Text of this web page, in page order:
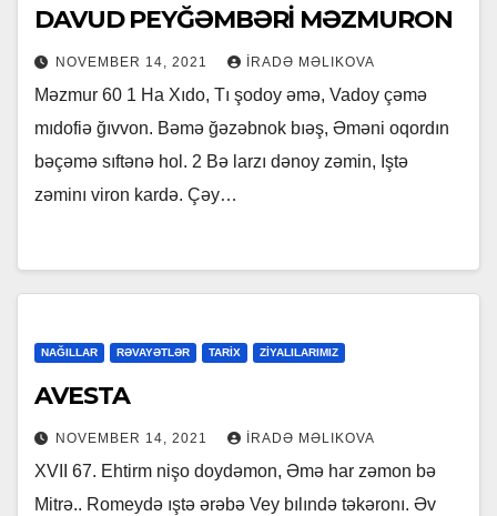
DAVUD PEYĞƏMBƏRİ MƏZMURON
NOVEMBER 14, 2021 İRADƏ MƏLIKOVA
Məzmur 60 1 Ha Xıdo, Tı şodoy əmə, Vadoy çəmə
mıdofiə ğıvvon. Bəmə ğəzəbnok bıəş, Əməni oqordın
bəçəmə sıftənə hol. 2 Bə larzı dənoy zəmin, Iştə
zəminı viron kardə. Çəy…
NAĞILLAR RƏVAYƏTLƏR TARİX ZİYALILARIMIZ
AVESTA
NOVEMBER 14, 2021 İRADƏ MƏLIKOVA
XVII 67. Ehtirm nişo doydəmon, Əmə har zəmon bə
Mitrə.. Romeydə ıştə ərəbə Vey bılındə təkəronı. Əv